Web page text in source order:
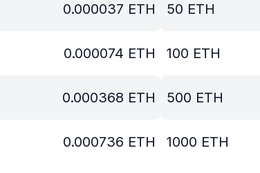
0.000037 ETH
0.000074 ETH
0.000368 ETH
0.000736 ETH
50 ETH
100 ETH
500 ETH
1000 ETH